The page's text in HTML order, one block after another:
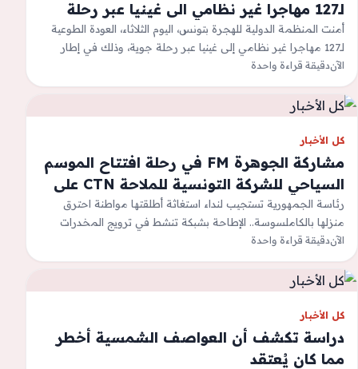
لـ127 مهاجرا غير نظامي الى غينيا عبر رحلة
جوية
أمنت المنظمة الدولية للهجرة بتونس، اليوم الثلاثاء، العودة الطوعية
لـ127 مهاجرا غير نظامي إلى غينيا عبر رحلة جوية، وذلك في إطار
برنامج…
الآندقيقة قراءة واحدة
كل الأخبار
مشاركة الجوهرة FM في رحلة افتتاح الموسم
السياحي للشركة التونسية للملاحة CTN على
متن الباخرة تانيت ( صور )
رئاسة الجمهورية تستجيب لنداء استغاثة أطلقتها مواطنة احترق
منزلها بالكاملسوسة.. الإطاحة بشبكة تنشط في ترويج المخدرات
بحي الرياضوزير الشؤون الاجتماعية يكشف عن…
الآندقيقة قراءة واحدة
كل الأخبار
دراسة تكشف أن العواصف الشمسية أخطر
مما كان يُعتقد